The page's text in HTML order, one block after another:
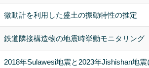
微動計を利用した盛土の振動特性の推定
鉄道隣接構造物の地震時挙動モニタリング
2018年Sulawesi地震と2023年Jishishan地